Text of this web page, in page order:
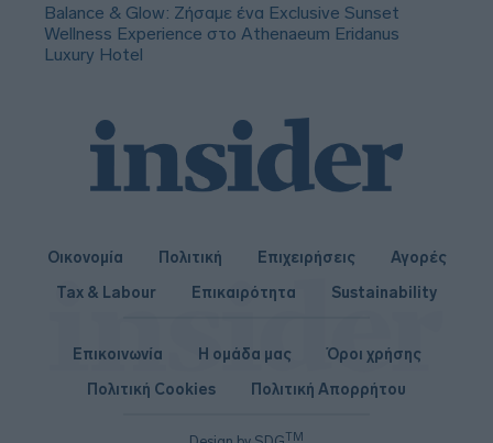
Balance & Glow: Ζήσαμε ένα Exclusive Sunset
Wellness Experience στο Athenaeum Eridanus
Luxury Hotel
Οικονομία Πολιτική Επιχειρήσεις
Αγορές
Tax & Labour
Επικαιρότητα Sustainability
TM
Επικοινωνία Η ομάδα μας
Όροι χρήσης
Πολιτική Cookies
Πολιτική Απορρήτου